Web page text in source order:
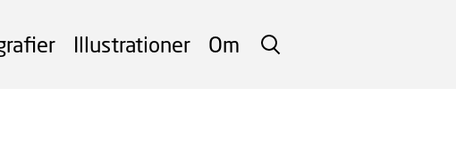
SØG
Illustrationer Om